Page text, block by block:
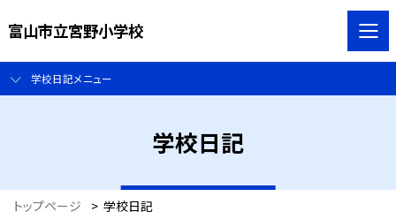
富山市立宮野小学校
学校日記メニュー
学校日記
トップページ > 学校日記